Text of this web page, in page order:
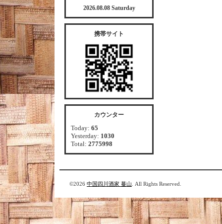
2026.08.08 Saturday
携帯サイト
カウンター
Today: 65
Yesterday: 1030
Total: 2775998
©2026 中国四川酒家 蔓山 . All Rights Reserved.